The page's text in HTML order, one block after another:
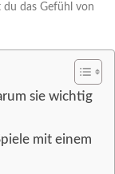
du das Gefühl von
sie wichtig
mit einem